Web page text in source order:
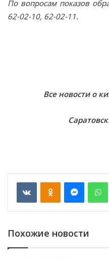
По вопросам показов
62-02-10, 62-02-11.
Все новости о
VKontakte
Похожие новости